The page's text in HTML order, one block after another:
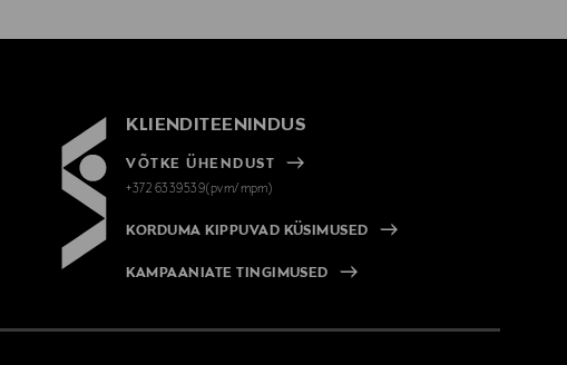
KLIENDITEENINDUS
VÕTKE ÜHENDUST
+372 6339539(pvm/mpm)
KORDUMA KIPPUVAD KÜSIMUSED
KAMPAANIATE TINGIMUSED